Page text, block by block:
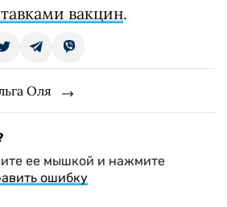
вакцин.
Оля
ее мышкой и нажмите
ошибку